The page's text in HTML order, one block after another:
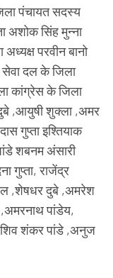
पंचायत सदस्य
अशोक सिंह मुन्ना
अध्यक्ष परवीन बानो
सेवा दल के जिला
कांग्रेस के जिला
,आयुषी शुक्ला ,अमर
गुप्ता इश्तियाक
शबनम अंसारी
गुप्ता, राजेंद्र
,शेषधर दुबे ,अमरेश
पांडेय,
शिव शंकर पांडे ,अनुज